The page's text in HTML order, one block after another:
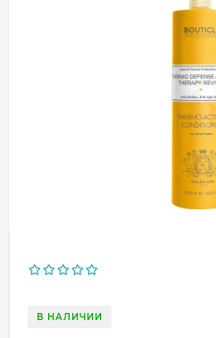
В НАЛИЧИИ